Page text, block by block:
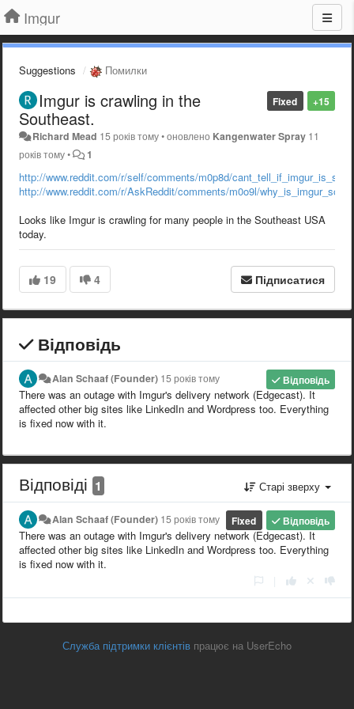
Imgur
Suggestions Помилки
+15
Fixed
Imgur is crawling in the
Southeast.
Richard Mead 15 років тому•оновлено Kangenwater Spray 11
років тому• 1
http://www.reddit.com/r/self/comments/m0p8d/
http://www.reddit.com/r/AskReddit/comments/m0o9l/
Looks like Imgur is crawling for many people in the Southeast USA
today.
19 4 Підписатися
Відповідь
Відповідь
Alan Schaaf (Founder) 15 років тому
There was an outage with Imgur's delivery network (Edgecast). It
affected other big sites like LinkedIn and Wordpress too. Everything
is fixed now with it.
Відповіді 1 Старі зверху
Відповідь
Fixed
Alan Schaaf (Founder) 15 років тому
There was an outage with Imgur's delivery network (Edgecast). It
affected other big sites like LinkedIn and Wordpress too. Everything
is fixed now with it.
Служба підтримки клієнтів працює на UserEcho